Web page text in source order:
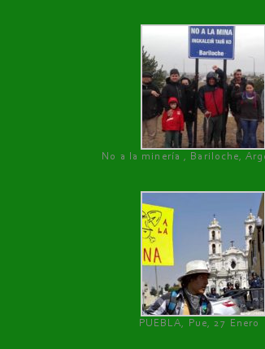
No a la minería , Bariloche,
PUEBLA, Pue, 27 Enero